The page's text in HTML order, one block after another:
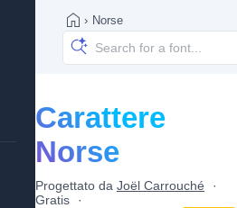
› Norse
Carattere
Norse
Progettato da Joël Carrouché
Gratis